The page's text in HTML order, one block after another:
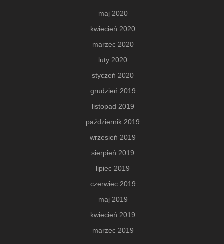
maj 2020
kwiecień 2020
marzec 2020
luty 2020
styczeń 2020
grudzień 2019
listopad 2019
październik 2019
wrzesień 2019
sierpień 2019
lipiec 2019
czerwiec 2019
maj 2019
kwiecień 2019
marzec 2019